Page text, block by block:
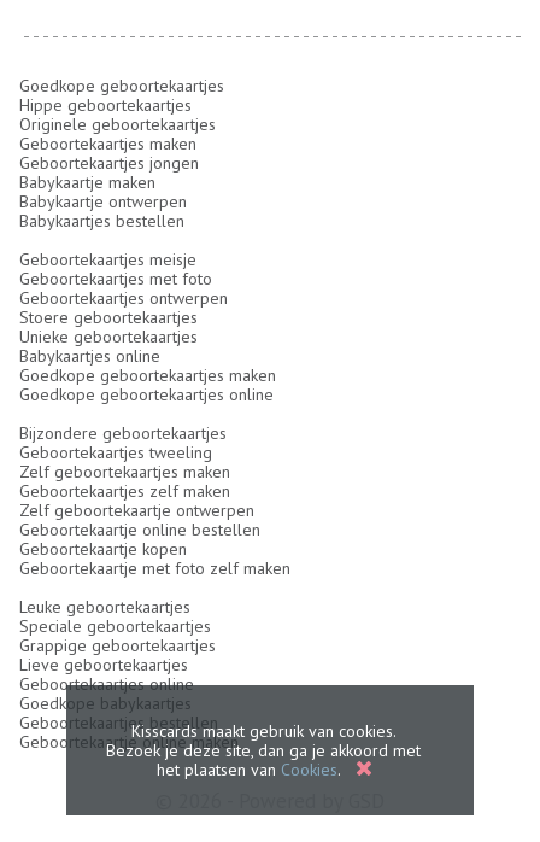
Goedkope geboortekaartjes
Hippe geboortekaartjes
Originele geboortekaartjes
Geboortekaartjes maken
Geboortekaartjes jongen
Babykaartje maken
Babykaartje ontwerpen
Babykaartjes bestellen
Geboortekaartjes meisje
Geboortekaartjes met foto
Geboortekaartjes ontwerpen
Stoere geboortekaartjes
Unieke geboortekaartjes
Babykaartjes online
Goedkope geboortekaartjes maken
Goedkope geboortekaartjes online
Bijzondere geboortekaartjes
Geboortekaartjes tweeling
Zelf geboortekaartjes maken
Geboortekaartjes zelf maken
Zelf geboortekaartje ontwerpen
Geboortekaartje online bestellen
Geboortekaartje kopen
Geboortekaartje met foto zelf maken
Leuke geboortekaartjes
Speciale geboortekaartjes
Grappige geboortekaartjes
Lieve geboortekaartjes
Geboortekaartjes online
Goedkope babykaartjes
Geboortekaartjes bestellen
Geboortekaartje online makenKisscards maakt gebruik van cookies.
Bezoek je deze site, dan ga je akkoord met
het plaatsen van Cookies.